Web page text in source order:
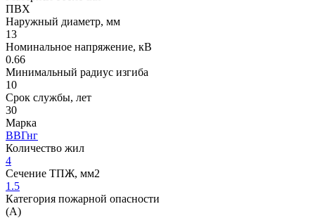
ПВХ
Наружный диаметр, мм
13
Номинальное напряжение, кВ
0.66
Минимальный радиус изгиба
10
Срок службы, лет
30
Марка
ВВГнг
Количество жил
4
Сечение ТПЖ, мм2
1.5
Категория пожарной опасности
(A)